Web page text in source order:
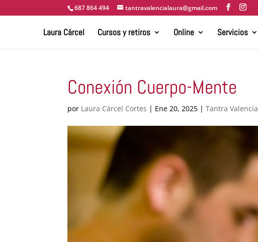
687 864 494 tantravalencialaura@gmail.com
Laura Cárcel Cursos y retiros Online Servicios
Conexión Cuerpo-Mente
por Laura Cárcel Cortes | Ene 20, 2025 |Tantra Valencia